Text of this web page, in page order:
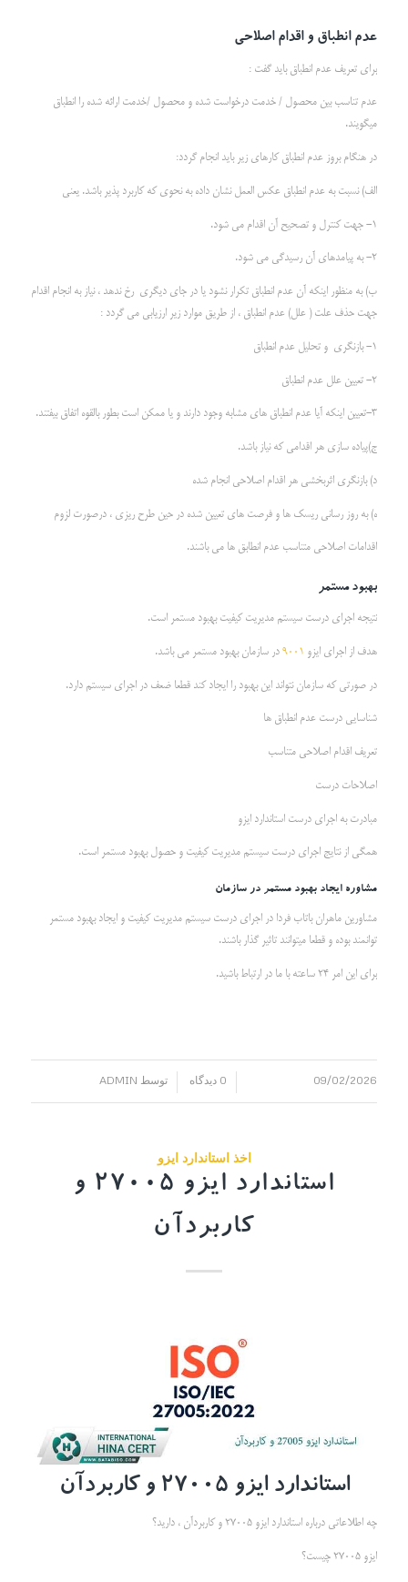
عدم انطباق و اقدام اصلاحی
برای تعریف عدم انطباق باید گفت :
عدم تناسب بین محصول / خدمت درخواست شده و محصول /خدمت ارائه شده را انطباق
میگویند.
در هنگام بروز عدم انطباق کارهای زیر باید انجام گردد:
الف) نسبت به عدم انطباق عکس العمل نشان داده به نحوی که کاربرد پذیر باشد. یعنی
1- جهت کنترل و تصحیح آن اقدام می شود.
2- به پیامدهای آن رسیدگی می شود.
ب) به منظور اینکه آن عدم انطباق تکرار نشود یا در جای دیگری رخ ندهد ، نیاز به انجام اقدام
جهت حذف علت ( علل) عدم انطباق ، از طریق موارد زیر ارزیابی می گردد :
1- بازنگری و تحلیل عدم انطباق
2- تعیین علل عدم انطباق
3-تعیین اینکه آیا عدم انطباق های مشابه وجود دارند و یا ممکن است بطور بالقوه اتفاق بیفتند.
ج)پیاده سازی هر اقدامی که نیاز باشد.
د) بازنگری اثربخشی هر اقدام اصلاحی انجام شده
ه) به روز رسانی ریسک ها و فرصت های تعیین شده در حین طرح ریزی ، درصورت لزوم
اقدامات اصلاحی متناسب عدم انطابق ها می باشند.
بهبود مستمر
نتیجه اجرای درست سیستم مدیریت کیفیت بهبود مستمر است.
هدف از اجرای ایزو 9001در سازمان بهبود مستمر می باشد.
در صورتی که سازمان نتواند این بهبود را ایجاد کند قطعا ضعف در اجرای سیستم دارد.
شناسایی درست عدم انطباق ها
تعریف اقدام اصلاحی متناسب
اصلاحات درست
مبادرت به اجرای درست استاندارد ایزو
همگی از نتایج اجرای درست سیستم مدیریت کیفیت و حصول بهبود مستمر است.
مشاوره ایجاد بهبود مستمر در سازمان
مشاورین ماهران باتاب فردا در اجرای درست سیستم مدیریت کیفیت و ایجاد بهبود مستمر
توانمند بوده و قطعا میتوانند تاثیر گذار باشند.
برای این امر 24 ساعته با ما در ارتباط باشید.
09/02/2026 0 دیدگاه توسط ADMIN
اخذ استاندارد ایزو
استاندارد ایزو 27005 و
کاربردآن
استاندارد ایزو 27005 و کاربردآن
چه اطلاعاتی درباره استاندارد ایزو 27005 و کاربردآن ، دارید؟
ایزو 27005 چیست؟